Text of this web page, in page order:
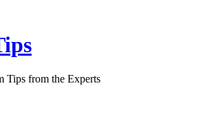
Tips from the Experts